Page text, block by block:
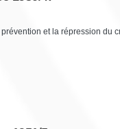
et la répression du